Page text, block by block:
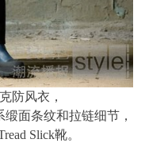
防风衣，
面条纹和拉链细节，
Slick靴。